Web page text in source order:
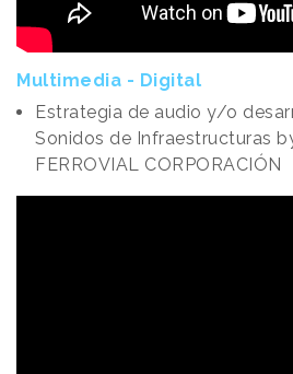
Multimedia - Digital
Estrategia de audio y/o
Sonidos de Infraestructuras
FERROVIAL CORPORACIÓN